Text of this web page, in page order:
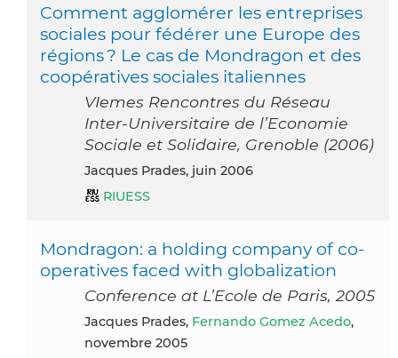
Comment agglomérer les entreprises
sociales pour fédérer une Europe des
régions ? Le cas de Mondragon et des
coopératives sociales italiennes
VIemes Rencontres du Réseau
Inter-Universitaire de l’Economie
Sociale et Solidaire, Grenoble (2006)
Jacques Prades, juin 2006
RIUESS
Mondragon: a holding company of co-
operatives faced with globalization
Conference at L’Ecole de Paris, 2005
Jacques Prades, Fernando Gomez Acedo,
novembre 2005